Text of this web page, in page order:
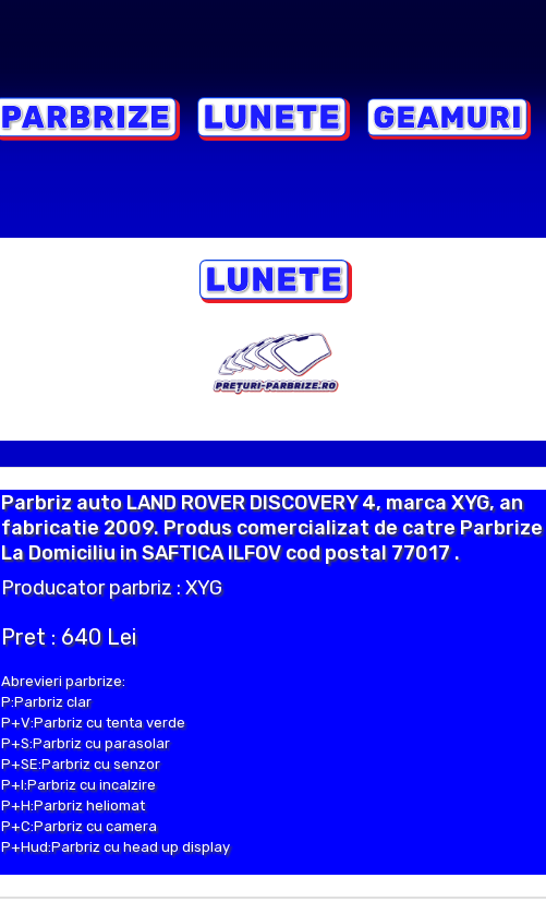
Parbriz auto LAND ROVER DISCOVERY 4, marca XYG, an
fabricatie 2009. Produs comercializat de catre Parbrize
La Domiciliu in SAFTICA ILFOV cod postal 77017 .
Producator parbriz : XYG
Pret : 640 Lei
Abrevieri parbrize:
P:Parbriz clar
P+V:Parbriz cu tenta verde
P+S:Parbriz cu parasolar
P+SE:Parbriz cu senzor
P+I:Parbriz cu incalzire
P+H:Parbriz heliomat
P+C:Parbriz cu camera
P+Hud:Parbriz cu head up display